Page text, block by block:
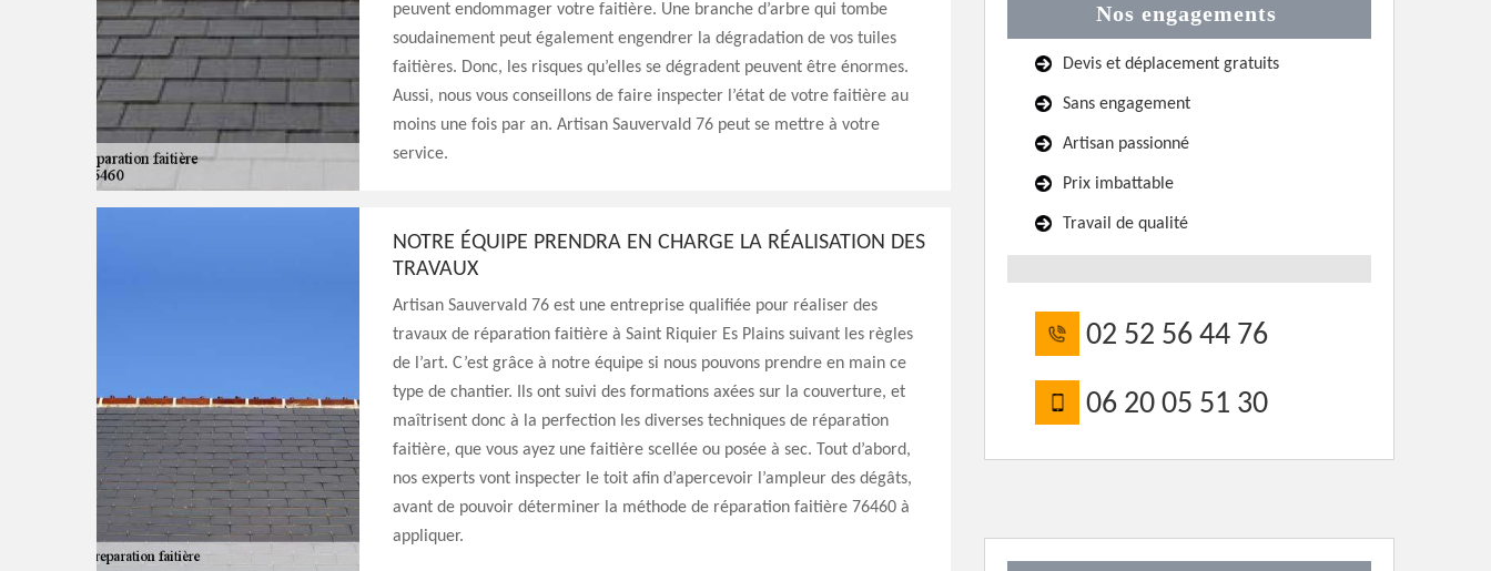
peuvent endommager votre faitière. Une branche d’arbre qui tombe
soudainement peut également engendrer la dégradation de vos tuiles
faitières. Donc, les risques qu’elles se dégradent peuvent être énormes.
Aussi, nous vous conseillons de faire inspecter l’état de votre faitière au
moins une fois par an. Artisan Sauvervald 76 peut se mettre à votre
service.
NOTRE ÉQUIPE PRENDRA EN CHARGE LA RÉALISATION DES
TRAVAUX
Artisan Sauvervald 76 est une entreprise qualifiée pour réaliser des
travaux de réparation faitière à Saint Riquier Es Plains suivant les règles
de l’art. C’est grâce à notre équipe si nous pouvons prendre en main ce
type de chantier. Ils ont suivi des formations axées sur la couverture, et
maîtrisent donc à la perfection les diverses techniques de réparation
faitière, que vous ayez une faitière scellée ou posée à sec. Tout d’abord,
nos experts vont inspecter le toit afin d’apercevoir l’ampleur des dégâts,
avant de pouvoir déterminer la méthode de réparation faitière 76460 à
appliquer.
Nos engagements
Devis et déplacement gratuits
Sans engagement
Artisan passionné
Prix imbattable
Travail de qualité
02 52 56 44 76
06 20 05 51 30